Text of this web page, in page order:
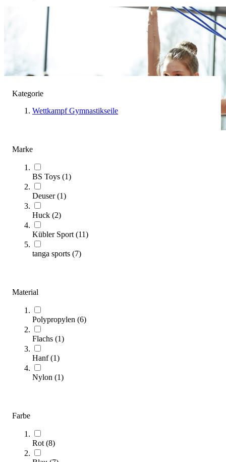
Kategorie
Wettkampf Gymnastikseile
Marke
BS Toys (1)
Deuser(1)
Huck (2)
Kübler Sport (11)
tanga sports (7)
Material
Polypropylen (6)
Flachs (1)
Hanf(1)
Nylon (1)
Farbe
Rot (8)
Gymnastikseile
Artikel)
Im folgenden Kaufratgeber erfahren Sie, worauf es beim Kauf
eines RSG Seils ankommt und welche Kriterien für Training und
Wettkampf entscheidend sind.
Zum Ratgeber
Kategorien & Filter
SALE
Längere Lieferzeit